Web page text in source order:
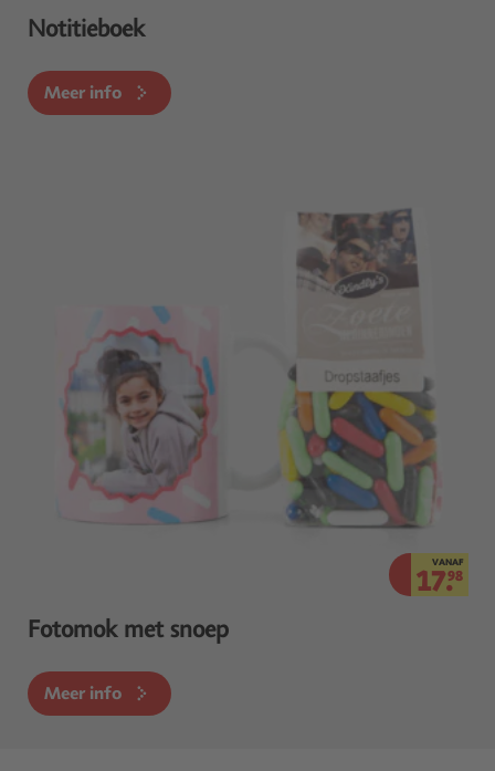
Notitieboek
Meer info
VANAF
17.98
Fotomok met snoep
Meer info